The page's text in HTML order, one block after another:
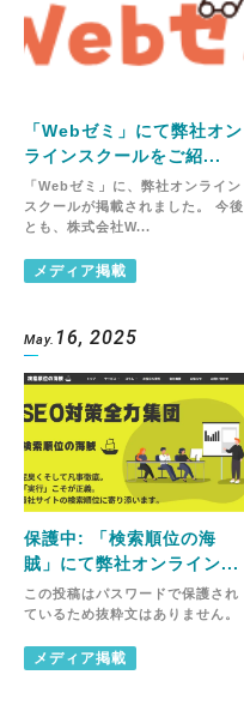
「Webゼミ」にて弊社オン
ラインスクールをご紹...
「Webゼミ」に、弊社オンライン
スクールが掲載されました。 今後
とも、株式会社W...
メディア掲載
May. 16, 2025
保護中: 「検索順位の海
賊」にて弊社オンライン...
この投稿はパスワードで保護され
ているため抜粋文はありません。
メディア掲載